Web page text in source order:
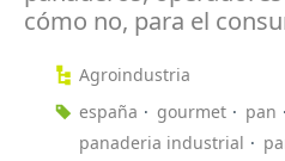
cómo no, para el
Agroindustria
españa
gourmet pan
panaderia industrial